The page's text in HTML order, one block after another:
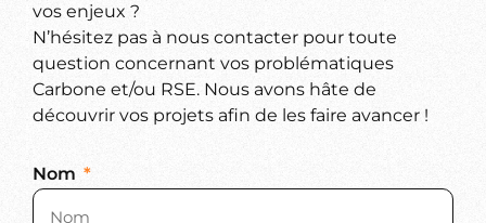
vos enjeux ?
N’hésitez pas à nous contacter pour toute
question concernant vos problématiques
Carbone et/ou RSE. Nous avons hâte de
découvrir vos projets afin de les faire avancer !
Nom